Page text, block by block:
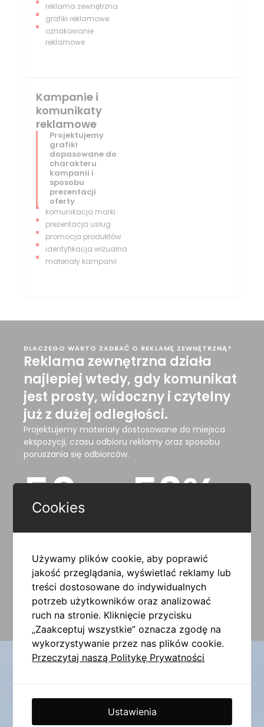
reklama zewnętrzna
grafiki reklamowe
oznakowanie
reklamowe
Kampanie i
komunikaty
reklamowe
Projektujemy
grafiki
dopasowane do
charakteru
kampanii i
sposobu
prezentacji
oferty.
komunikacja marki
prezentacja usług
promocja produktów
identyfikacja wizualna
materiały kampanii
DLACZEGO WARTO ZADBAĆ O REKLAMĘ ZEWNĘTRZNĄ?
Reklama zewnętrzna działa
najlepiej wtedy, gdy komunikat
jest prosty, widoczny i czytelny
już z dużej odległości.
Projektujemy materiały dostosowane do miejsca
ekspozycji, czasu odbioru reklamy oraz sposobu
poruszania się odbiorców.
użytkownikowi do
wrażenia na temat marki
i komunikacji wizualnej.
50milisekund
Źródło: Nielsen Norman Group
komunikacja marki
zaufanie klientów.
59%
Źródło: Marq Brand Consistency Report
NAPISZ DO NAS
Cookies
Używamy plików cookie, aby poprawić
jakość przeglądania, wyświetlać reklamy lub
treści dostosowane do indywidualnych
potrzeb użytkowników oraz analizować
ruch na stronie. Kliknięcie przycisku
„Zaakceptuj wszystkie” oznacza zgodę na
wykorzystywanie przez nas plików cookie.
Przeczytaj naszą Politykę Prywatności
Ustawienia